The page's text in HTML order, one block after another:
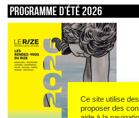
Programme d’été 2026
Ce site utilise
proposer des